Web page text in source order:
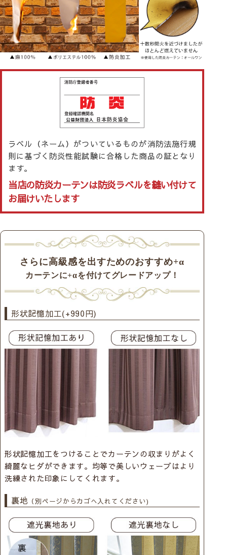
ラベル（ネーム）がついているものが消防法施行規
則に基づく防炎性能試験に合格した商品の証となり
ます。
当店の防炎カーテンは防炎ラベルを縫い付けて
お届けいたします
さらに高級感を出すためのおすすめ+α
カーテンに+αを付けてグレードアップ！
形状記憶加工(+990円)
形状記憶加工をつけることでカーテンの収まりがよく
綺麗なヒダができます。均等で美しいウェーブはより
洗練された印象にしてくれます。
裏地 （別ページからカゴへ入れてください)